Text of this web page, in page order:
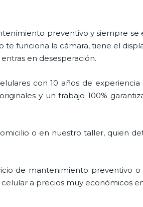
preventivo y siempre se
funciona la cámara, tiene el
en desesperación.
con 10 años de experiencia
y un trabajo 100%
o en nuestro taller, quien
de mantenimiento preventivo
a precios muy económicos